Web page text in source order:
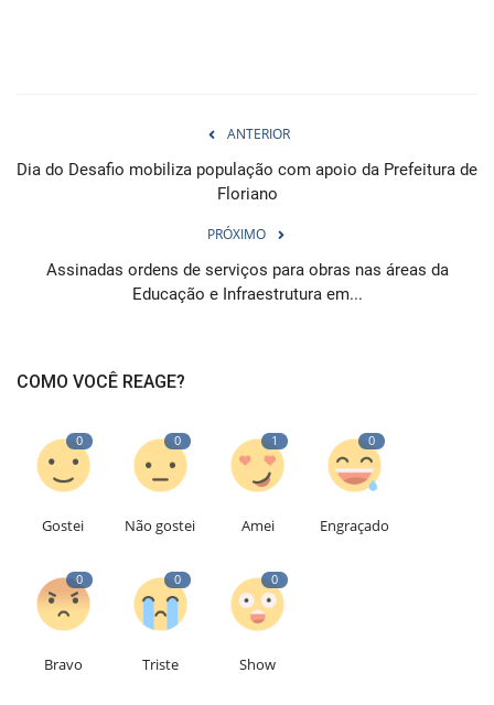
ANTERIOR
Dia do Desafio mobiliza população com apoio da Prefeitura de
Floriano
PRÓXIMO
Assinadas ordens de serviços para obras nas áreas da
Educação e Infraestrutura em...
COMO VOCÊ REAGE?
0
Gostei
0
Não gostei
1
Amei
0
Engraçado
0
Bravo
0
Triste
0
Show